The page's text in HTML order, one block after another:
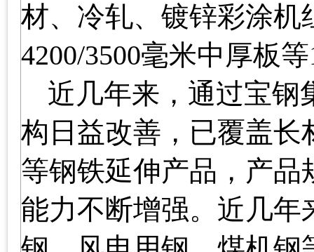
材、冷轧、镀锌彩涂机
4200/3500毫米中厚板等
近几年来，通过宝钢
构日益改善， 已覆盖长
等钢铁延伸产品 ，产
能力不断增强。 近几年